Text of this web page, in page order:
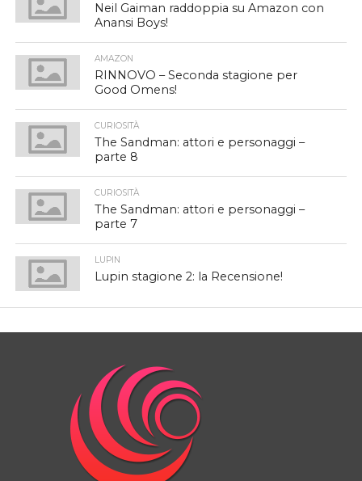
Neil Gaiman raddoppia su Amazon con
Anansi Boys!
AMAZON
RINNOVO – Seconda stagione per
Good Omens!
CURIOSITÀ
The Sandman: attori e personaggi –
parte 8
CURIOSITÀ
The Sandman: attori e personaggi –
parte 7
LUPIN
Lupin stagione 2: la Recensione!